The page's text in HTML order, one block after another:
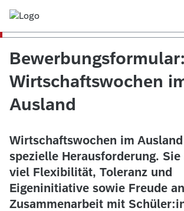
Bewerbungsformular:
Wirtschaftswochen
Ausland
Wirtschaftswochen im
spezielle Herausforderung. Sie
viel Flexibilität, Toleranz und
Eigeninitiative sowie Freude
Zusammenarbeit mit